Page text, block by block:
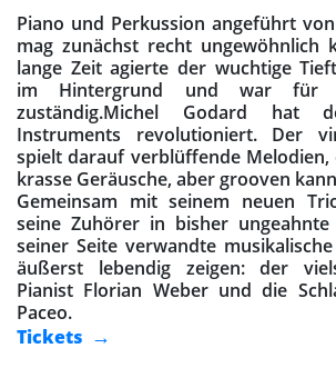
Piano und Perkussion angeführt
mag zunächst recht ungewöhnlich
lange Zeit agierte der wuchtige
im Hintergrund und war für
zuständig.Michel Godard hat
Instruments revolutioniert. Der
spielt darauf verblüffende
krasse Geräusche, aber grooven
Gemeinsam mit seinem neuen
seine Zuhörer in bisher ungeahnte
seiner Seite verwandte
äußerst lebendig zeigen: der
Pianist Florian Weber und die
Paceo.
Tickets